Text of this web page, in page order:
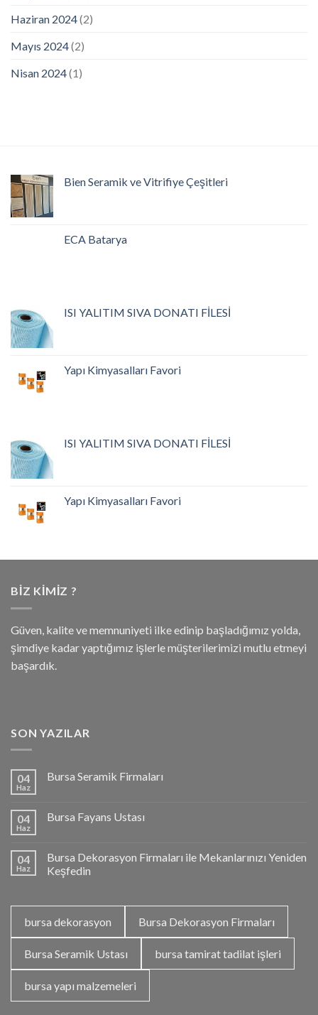
Haziran 2024(2)
Mayıs 2024(2)
Nisan 2024(1)
Bien Seramik ve Vitrifiye Çeşitleri
ECA Batarya
ISI YALITIM SIVA DONATI FİLESİ
Yapı Kimyasalları Favori
ISI YALITIM SIVA DONATI FİLESİ
Yapı Kimyasalları Favori
BIZ KIMIZ ?
Güven, kalite ve memnuniyeti ilke edinip başladığımız yolda,
şimdiye kadar yaptığımız işlerle müşterilerimizi mutlu etmeyi
başardık.
SON YAZILAR
04
Haz
Bursa Seramik Firmaları
04
Haz
Bursa Fayans Ustası
04
Haz
Bursa Dekorasyon Firmaları ile Mekanlarınızı Yeniden
Keşfedin
bursa dekorasyon Bursa Dekorasyon Firmaları
Bursa Seramik Ustası bursa tamirat tadilat işleri
bursa yapı malzemeleri